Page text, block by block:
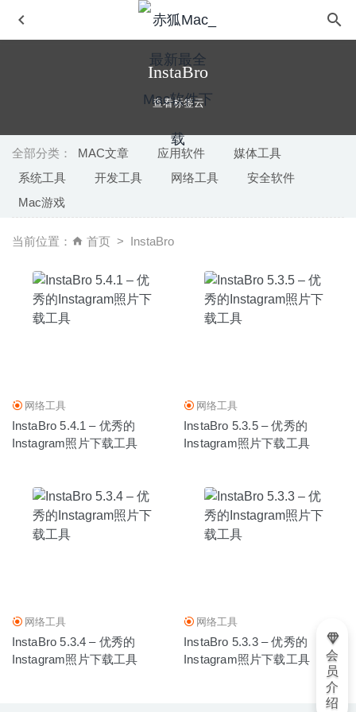
InstaBro
查看标签云
全部分类： MAC文章 应用软件
媒体工具
系统工具
开发工具 网络工具
安全软件
Mac游戏
当前位置： 首页 InstaBro
网络工具
InstaBro 5.4.1 – 优秀的
Instagram照片下载工具
网络工具
InstaBro 5.3.5 – 优秀的
Instagram照片下载工具
网络工具
InstaBro 5.3.4 – 优秀的
Instagram照片下载工具
网络工具
InstaBro 5.3.3 – 优秀的
Instagram照片下载工具
会
员
介
绍
08-17
Wirecast Pro 13.1.3 – 专业摄像直播视频工具
Infinity Monitor 4.1 – 鼠标光标的快捷方式 2022-09-22
Blu-ray Player Pro 3.3.23 破解版 –优秀的蓝光视频播放器
2025-03-20